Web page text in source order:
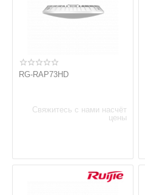
RG-RAP73HD
Свяжитесь с нами насчёт
цены